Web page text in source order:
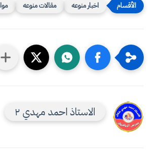
اخبار منوعه مقالات منوعه
الاستاذ احمد مهدي ٢